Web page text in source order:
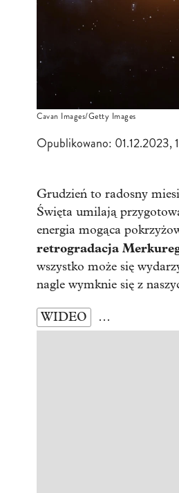
Cavan Images/Getty Images
Opublikowano: 01.12.2023,
Grudzień to radosny
Święta umilają
energia mogąca
retrogradacja
wszystko może się
nagle wymknie się z
WIDEO …